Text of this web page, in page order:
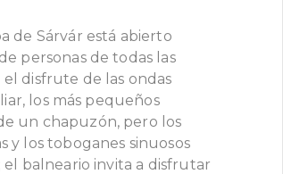
de Sárvár está abierto
personas de todas las
disfrute de las ondas
los más pequeños
un chapuzón, pero los
y los toboganes sinuosos
el balneario invita a disfrutar